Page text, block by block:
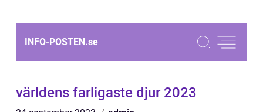
INFO-POSTEN.se
världens farligaste djur 2023